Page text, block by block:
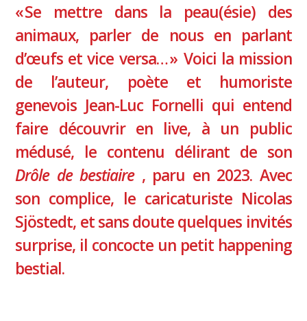
« Se mettre dans la peau(ésie) des
animaux, parler de nous en parlant
d’œufs et vice versa… » Voici la mission
de l’auteur, poète et humoriste
genevois Jean-Luc Fornelli qui entend
faire découvrir en live, à un public
médusé, le contenu délirant de son
Drôle de bestiaire , paru en 2023. Avec
son complice, le caricaturiste Nicolas
Sjöstedt, et sans doute quelques invités
surprise, il concocte un petit happening
bestial.